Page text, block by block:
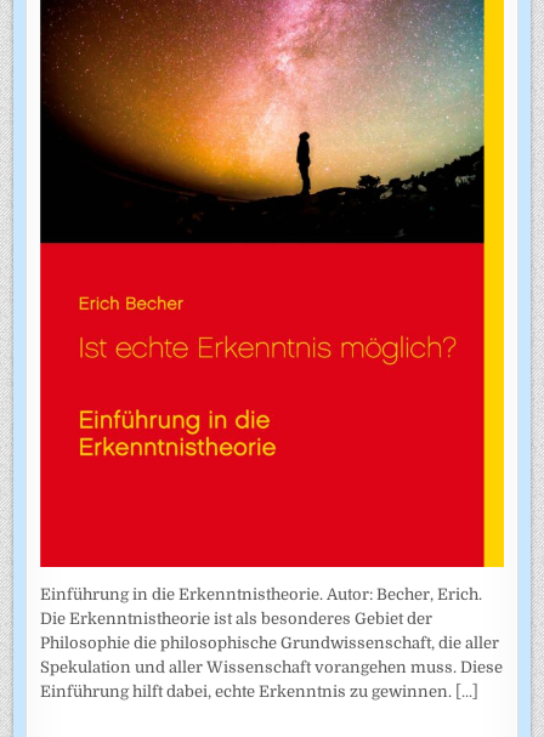
Einführung in die Erkenntnistheorie. Autor: Becher, Erich.
Die Erkenntnistheorie ist als besonderes Gebiet der
Philosophie die philosophische Grundwissenschaft, die aller
Spekulation und aller Wissenschaft vorangehen muss. Diese
Einführung hilft dabei, echte Erkenntnis zu gewinnen. [...]